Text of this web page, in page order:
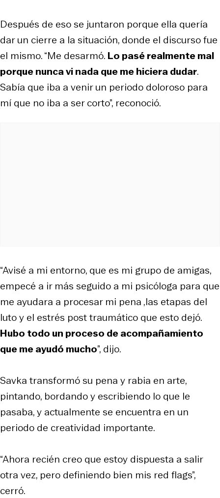
Después de eso se juntaron porque ella quería
dar un cierre a la situación, donde el discurso fue
el mismo. “Me desarmó. Lo pasé realmente mal
porque nunca vi nada que me hiciera dudar.
Sabía que iba a venir un periodo doloroso para
mí que no iba a ser corto”, reconoció.
“Avisé a mi entorno, que es mi grupo de amigas,
empecé a ir más seguido a mi psicóloga para que
me ayudara a procesar mi pena ,las etapas del
luto y el estrés post traumático que esto dejó.
Hubo todo un proceso de acompañamiento
que me ayudó mucho”, dijo.
Savka transformó su pena y rabia en arte,
pintando, bordando y escribiendo lo que le
pasaba, y actualmente se encuentra en un
periodo de creatividad importante.
“Ahora recién creo que estoy dispuesta a salir
otra vez, pero definiendo bien mis red flags”,
cerró.